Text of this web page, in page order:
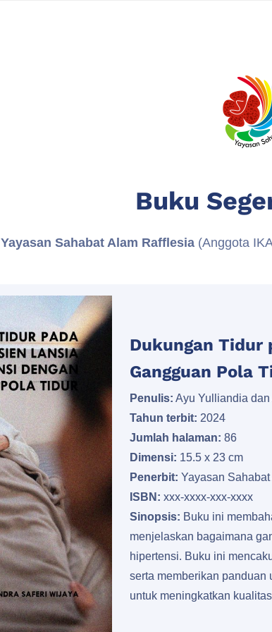
Buku
Yayasan Sahabat Alam Rafflesia (Anggota
Dukungan Tidur
Gangguan Pola
Penulis: Ayu Yulliandia
Tahun terbit: 2024
Jumlah halaman: 86
Dimensi: 15.5 x 23 cm
Penerbit: Yayasan
ISBN: xxx-xxxx-xxx-xxxx
Sinopsis: Buku ini
menjelaskan bagaimana
hipertensi. Buku ini
serta memberikan panduan
untuk meningkatkan